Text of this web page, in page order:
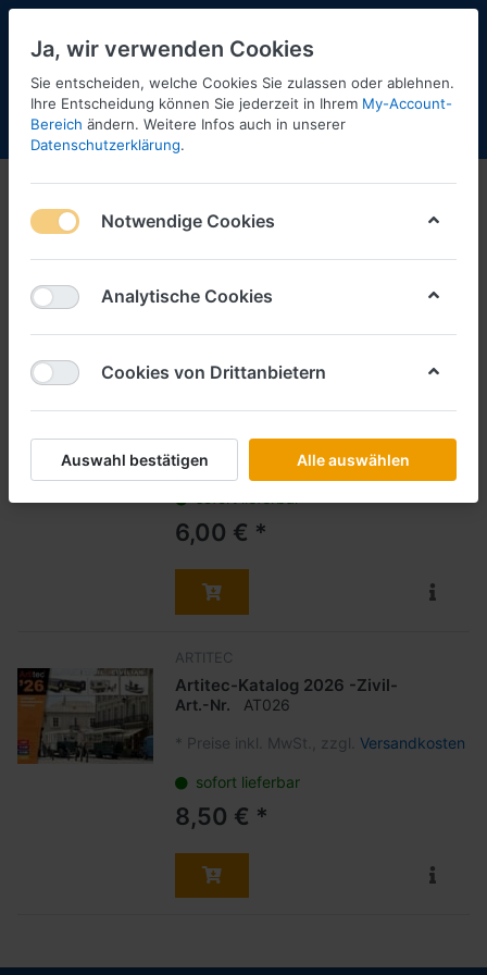
Menü Anmelden Shopaktualisierung
Artitec
1-2 von
Filtern Sortieren
ARTITEC
* Preise inkl. MwSt., zzgl.Versandkosten
6,00 € *
ARTITEC
Artitec-Katalog 2026 -Zivil-
Art.-Nr. AT026
* Preise inkl. MwSt., zzgl. Versandkosten
sofort lieferbar
8,50 € *
Ja, wir verwenden Cookies
Sie entscheiden, welche Cookies Sie zulassen oder ablehnen.
Ihre Entscheidung können Sie jederzeit in Ihrem My-Account-
Bereich ändern. Weitere Infos auch in unserer
Datenschutzerklärung.
Notwendige Cookies
Analytische Cookies
Cookies von Drittanbietern
Auswahl bestätigen Alle auswählen